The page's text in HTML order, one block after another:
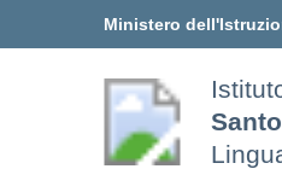
Ministero